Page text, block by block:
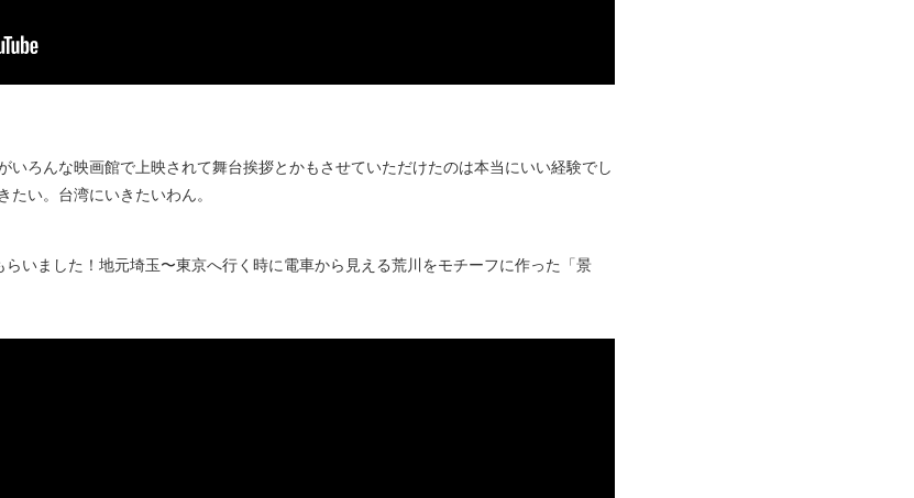
いろんな映画館で上映されて舞台挨拶とかもさせていただけたのは本当にいい経験でし
い。台湾にいきたいわん。
いました！地元埼玉〜東京へ行く時に電車から見える荒川をモチーフに作った「景